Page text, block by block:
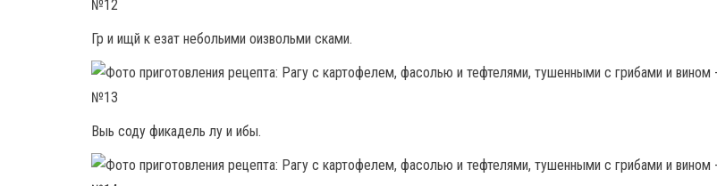
Гр и ищй к езат небольими оизвольми сками.
Выь соду фикадель лу и ибы.